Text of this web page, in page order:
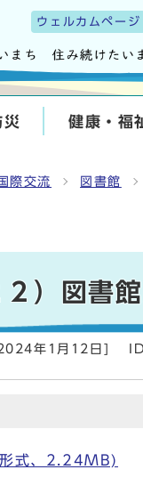
ウェルカムページ
災 健康・福
際交流 図書館
）図書
年1月12日
形式、2.24MB)